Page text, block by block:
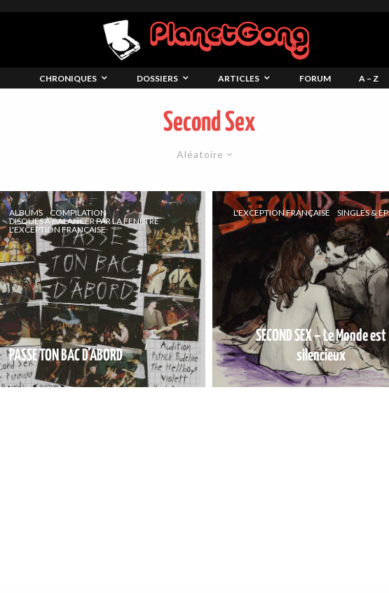
CHRONIQUES DOSSIERS ARTICLES FORUM A – Z
Second Sex
Aléatoire
ALBUMS
COMPILATION
DISQUES À BALANCER PAR LA FENÊTRE
L'EXCEPTION FRANÇAISE
PASSE TON BAC D’ABORD
L'EXCEPTION FRANÇAISE SINGLES & EP
SECOND SEX – Le Monde est
silencieux